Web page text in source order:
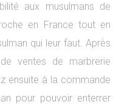
aux musulmans de
en France tout en
qui leur faut. Après
ventes de marbrerie
ensuite à la commande
pour pouvoir enterrer